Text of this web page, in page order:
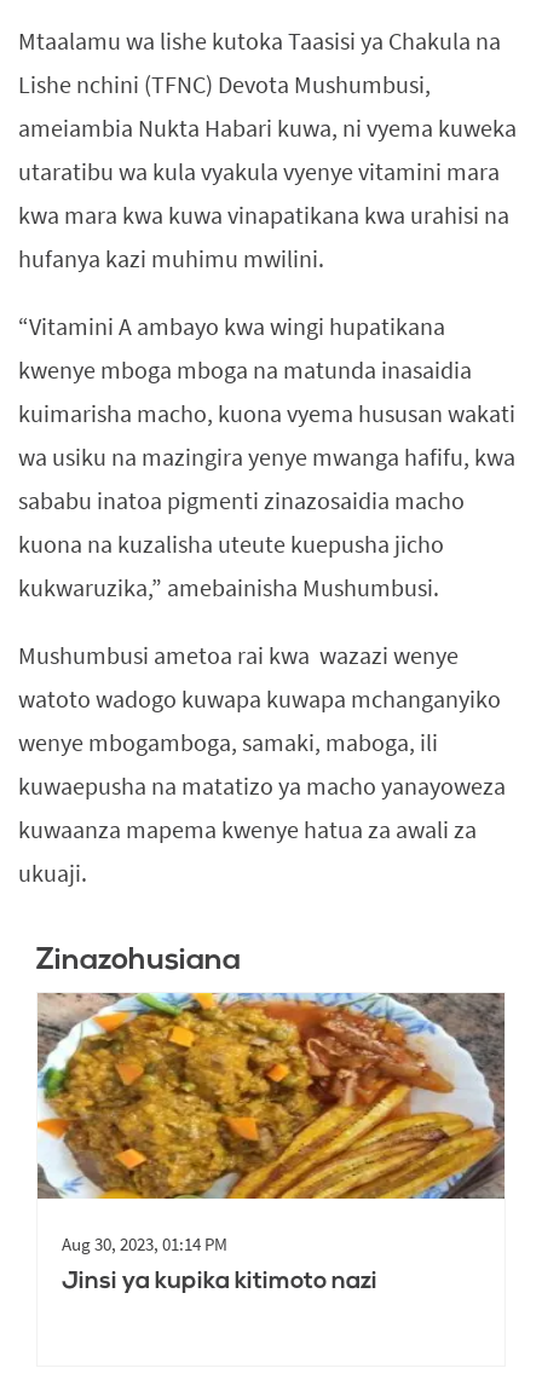
Mtaalamu wa lishe kutoka Taasisi ya Chakula na
Lishe nchini (TFNC) Devota Mushumbusi,
ameiambia Nukta Habari kuwa, ni vyema kuweka
utaratibu wa kula vyakula vyenye vitamini mara
kwa mara kwa kuwa vinapatikana kwa urahisi na
hufanya kazi muhimu mwilini.
“Vitamini A ambayo kwa wingi hupatikana
kwenye mboga mboga na matunda inasaidia
kuimarisha macho, kuona vyema hususan wakati
wa usiku na mazingira yenye mwanga hafifu, kwa
sababu inatoa pigmenti zinazosaidia macho
kuona na kuzalisha uteute kuepusha jicho
kukwaruzika,” amebainisha Mushumbusi.
Mushumbusi ametoa rai kwa wazazi wenye
watoto wadogo kuwapa kuwapa mchanganyiko
wenye mbogamboga, samaki, maboga, ili
kuwaepusha na matatizo ya macho yanayoweza
kuwaanza mapema kwenye hatua za awali za
ukuaji.
Zinazohusiana
Aug 30, 2023, 01:14 PM
Jinsi ya kupika kitimoto nazi